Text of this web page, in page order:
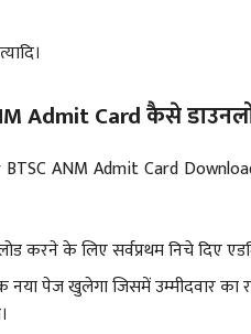
Admit Card कैसे
ANM Admit Card
करने के लिए सर्वप्रथम निचे दिए
पेज खुलेगा जिसमें उम्मीदवार का